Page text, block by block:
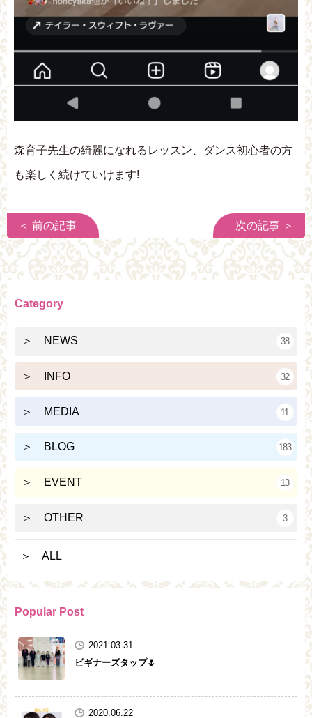
森育子先生の綺麗になれるレッスン、ダンス初心者の方
も楽しく続けていけます!
＜ 前の記事 次の記事 ＞
Category
＞ NEWS 38
＞ INFO 32
＞ MEDIA 11
＞ BLOG 183
＞ EVENT 13
＞ OTHER 3
＞ ALL
Popular Post
2021.03.31
ビギナーズタップ🌷
2020.06.22